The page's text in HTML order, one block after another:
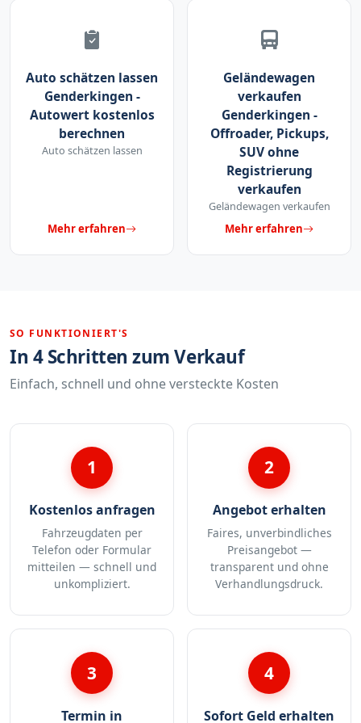
Auto schätzen lassen
Genderkingen -
Autowert kostenlos
berechnen
Auto schätzen lassen
Mehr erfahren
Geländewagen
verkaufen
Genderkingen -
Offroader, Pickups,
SUV ohne
Registrierung
verkaufen
Geländewagen verkaufen
Mehr erfahren
SO FUNKTIONIERT'S
In 4 Schritten zum Verkauf
Einfach, schnell und ohne versteckte Kosten
1
Kostenlos anfragen
Fahrzeugdaten per
Telefon oder Formular
mitteilen — schnell und
unkompliziert.
2
Angebot erhalten
Faires, unverbindliches
Preisangebot —
transparent und ohne
Verhandlungsdruck.
3
Termin in
4
Sofort Geld erhalten